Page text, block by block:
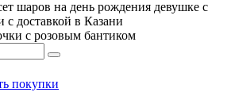
с розовым бантиком
покупки